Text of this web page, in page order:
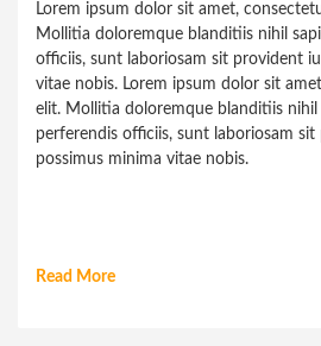
Lorem ipsum dolor sit amet,
Mollitia doloremque blanditiis nihil
officiis, sunt laboriosam sit provident
vitae nobis. Lorem ipsum dolor sit
elit. Mollitia doloremque blanditiis nihil
perferendis officiis, sunt laboriosam
possimus minima vitae nobis.
Read More